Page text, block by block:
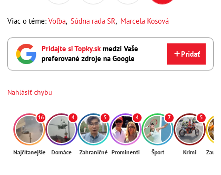
Viac o téme: Voľba, Súdna rada SR, Marcela Kosová
Pridajte si Topky.skmedzi Vaše
preferované zdroje na Google
Pridať
Nahlásiť chybu
16
Najčítanejšie
4
Domáce
5
Zahraničné
4
Prominenti
7
Šport
5
Krimi